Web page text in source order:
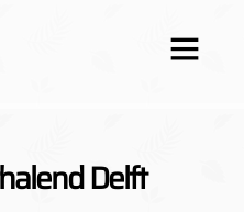
Delft